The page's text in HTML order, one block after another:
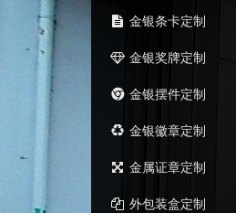
金银条卡定制
金银奖牌定制
金银摆件定制
金银徽章定制
金属证章定制
外包装盒定制